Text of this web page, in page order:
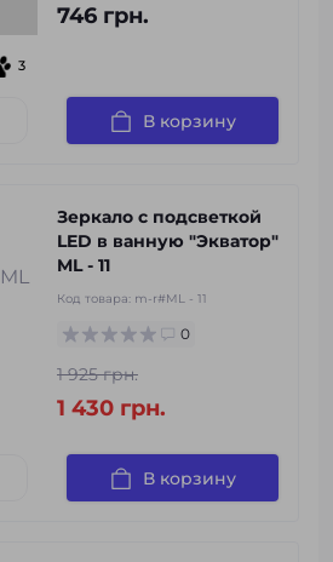
3
746 грн.
В корзину
Зеркало с подсветкой
LED в ванную "Экватор"
ML - 11
Код товара: m-r#ML - 11
0
1 925 грн.
1 430 грн.
В корзину